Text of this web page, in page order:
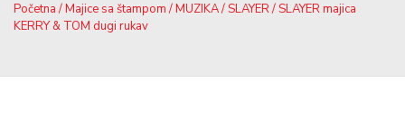
Početna /Majice sa štampom /MUZIKA/SLAYER/ SLAYER majica
KERRY & TOM dugi rukav